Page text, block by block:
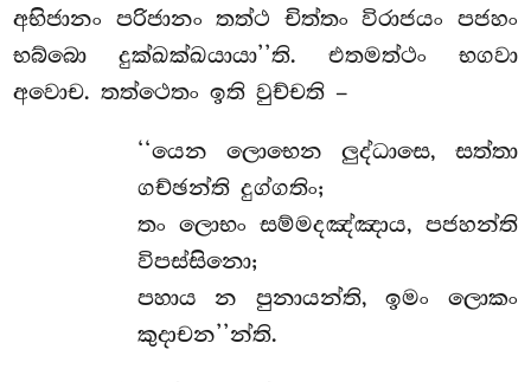
අභිජානං පරිජානං තත්ථ චිත්තං විරාජයං පජහං
භබ්බො දුක්ඛක්ඛයායා’’ති. එතමත්ථං භගවා
අවොච. තත්ථෙතං ඉති වුච්චති –
‘‘යෙන ලොභෙන ලුද්ධාසෙ, සත්තා
ගච්ඡන්ති දුග්ගතිං;
තං ලොභං සම්මදඤ්ඤාය, පජහන්ති
විපස්සිනො;
පහාය න පුනායන්ති, ඉමං ලොකං
කුදාචන’’න්ති.